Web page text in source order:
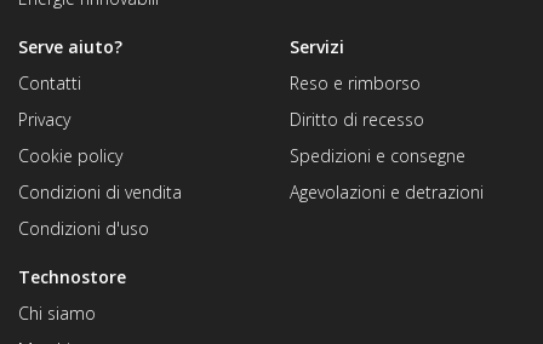
Technostore
Chi siamo
Servizi
Reso e rimborso
Diritto di recesso
Spedizioni e consegne
Agevolazioni e detrazioni
Serve aiuto?
Contatti
Privacy
Cookie policy
Condizioni di vendita
Condizioni d'uso